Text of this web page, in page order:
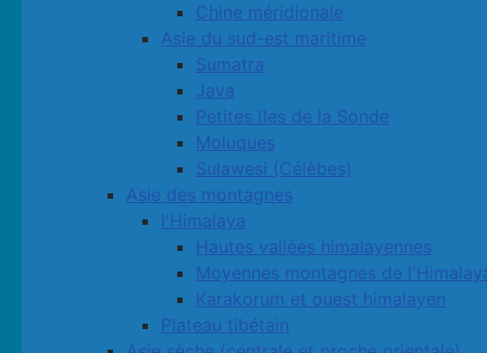
Chine méridionale
Asie du sud-est maritime
Sumatra
Java
Petites ïles de la Sonde
Moluques
Sulawesi (Célèbes)
Asie des montagnes
l'Himalaya
Hautes vallées himalayennes
Moyennes montagnes de
Karakorum et ouest himalayen
Plateau tibétain